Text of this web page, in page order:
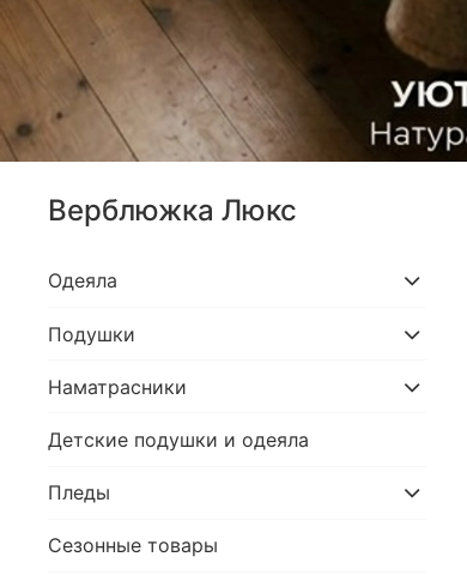
Верблюжка Люкс
Одеяла
Подушки
Наматрасники
Детские подушки и одеяла
Пледы
Сезонные товары